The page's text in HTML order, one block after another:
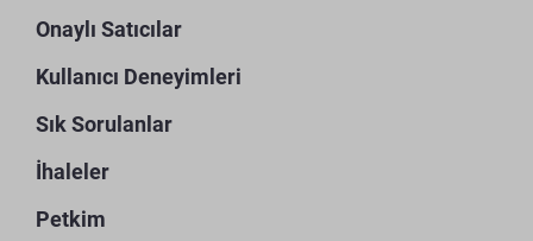
Onaylı Satıcılar
Kullanıcı Deneyimleri
Sık Sorulanlar
İhaleler
Petkim